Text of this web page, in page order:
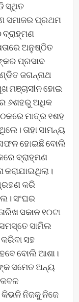
ସ୍ଥିତ
ସମାଜର ପ୍ରଥମ
ଅନୁଷ୍ଠିତ
ପ୍ରସାଦ
ଜଗନ୍ନାଥ
ମଞ୍ଚାସୀନ ହୋଇ
୬ଶହରୁ ଅଧିକ
ମାତ୍ର ୧ଶହ
ତାହା ସାମନ୍ୟ
ହୋଇଛି ବୋଲି
ବ୍ରାହ୍ମଣ
କରି
ସଂଘର
ସକାଳ ୧୦ଟା
ସାମିଲ
ସହ
ବୋଲି ଆଶା।
ସମେତ ଅନ୍ୟ
କିଭଳି ନିଜକୁ ନିଜେ